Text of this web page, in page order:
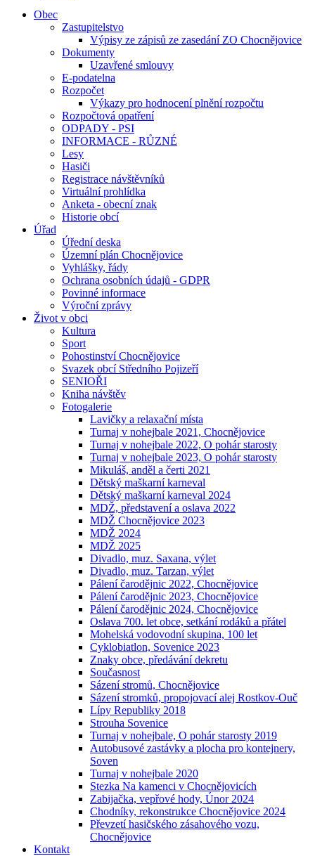
Obec
Zastupitelstvo
Výpisy ze zápisů ze zasedání ZO Chocnějovice
Dokumenty
Uzavřené smlouvy
E-podatelna
Rozpočet
Výkazy pro hodnocení plnění rozpočtu
Rozpočtová opatření
ODPADY - PSI
INFORMACE - RŮZNÉ
Lesy
Hasiči
Registrace návštěvníků
Virtuální prohlídka
Anketa - obecní znak
Historie obcí
Úřad
Úřední deska
Územní plán Chocnějovice
Vyhlášky, řády
Ochrana osobních údajů - GDPR
Povinné informace
Výroční zprávy
Život v obci
Kultura
Sport
Pohostinství Chocnějovice
Svazek obcí Středního Pojizeří
SENIOŘI
Kniha návštěv
Fotogalerie
Lavičky a relaxační místa
Turnaj v nohejbale 2021, Chocnějovice
Turnaj v nohejbale 2022, O pohár starosty
Turnaj v nohejbale 2023, O pohár starosty
Mikuláš, anděl a čerti 2021
Dětský maškarní karneval
Dětský maškarní karneval 2024
MDŽ, představení a oslava 2022
MDŽ Chocnějovice 2023
MDŽ 2024
MDŽ 2025
Divadlo, muz. Saxana, výlet
Divadlo, muz. Tarzan, výlet
Pálení čarodějnic 2022, Chocnějovice
Pálení čarodějnic 2023, Chocnějovice
Pálení čarodějnic 2024, Chocnějovice
Oslava 700. let obce, setkání rodáků a přátel
Mohelská vodovodní skupina, 100 let
Cyklobiatlon, Sovenice 2023
Znaky obce, předávání dekretu
Současnost
Sázení stromů, Chocnějovice
Sázení stromků, propojovací alej Rostkov-Ouč
Lípy Republiky 2018
Strouha Sovenice
Turnaj v nohejbale, O pohár starosty 2019
Autobusové zastávky a plocha pro kontejnery,
Soven
Turnaj v nohejbale 2020
Stezka Na kamenci v Chocnějovicích
Zabijačka, vepřové hody, Únor 2024
Chodníky, rekonstrukce Chocnějovice 2024
Převzetí hasičského zásahového vozu,
Chocnějovice
Kontakt